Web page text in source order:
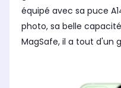
équipé avec sa puce
photo, sa belle
MagSafe, il a tout d'un